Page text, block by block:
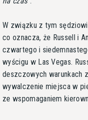
W związku z tym
co oznacza, że Russell i
czwartego i
wyścigu w Las Vegas.
deszczowych warunkach
wywalczenie miejsca w
ze wspomaganiem